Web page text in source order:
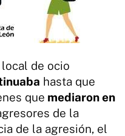
de ocio
hasta que
que mediaron en
de la
de la agresión, el